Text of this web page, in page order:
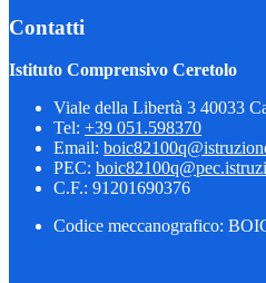
Contatti
Istituto Comprensivo Ceretolo
Viale della Libertà 3 40033
Tel: +39 051.598370
Email:
PEC:
C.F.: 91201690376
Codice meccanografico: